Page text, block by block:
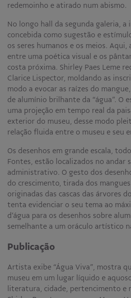
redemoinho e atirado num abismo.
No longo hall da segunda galeria, a
concebida como sugestão e
os seres humanos e os meios.
entre uma poética visual e os
costa próxima. Shirley Paes Leme
Clarice Lispector, moldando as
modo a evocar as raízes do
de alumínio brilhante da “água”. O
uma projeção em tempo real da
exterior do museu, desse modo
relação fluida entre o museu e seu
Os desenhos em grande escala,
Fontes, estão localizados no andar
administrativo. O gesto dos
do crescimento, tirada dos
originadas das cascas das árvores
tenta evidenciar o seu tema ao
d’água para os desenhos sobre
semelhante a um oráculo artístico
Publicação
Artista exibe “Água Viva”, mostra
museu em um lugar líquido e
literatura, cidade, pertencimento e